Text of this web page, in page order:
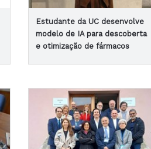
Estudante da UC desenvolve
modelo de IA para descoberta
e otimização de fármacos